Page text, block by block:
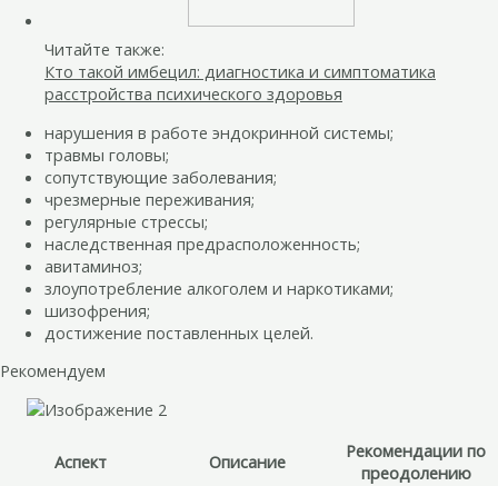
Читайте также:
Кто такой имбецил: диагностика и симптоматика
расстройства психического здоровья
нарушения в работе эндокринной системы;
травмы головы;
сопутствующие заболевания;
чрезмерные переживания;
регулярные стрессы;
наследственная предрасположенность;
авитаминоз;
злоупотребление алкоголем и наркотиками;
шизофрения;
достижение поставленных целей.
Рекомендуем
Аспект Описание
Рекомендации по
преодолению